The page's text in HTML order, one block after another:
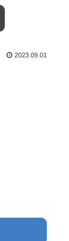
2023.09.01